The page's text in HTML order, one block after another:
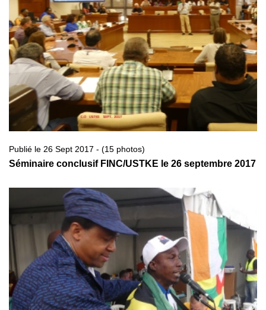
Publié le 26 Sept 2017 - (15 photos)
Séminaire conclusif FINC/USTKE le 26 septembre 2017